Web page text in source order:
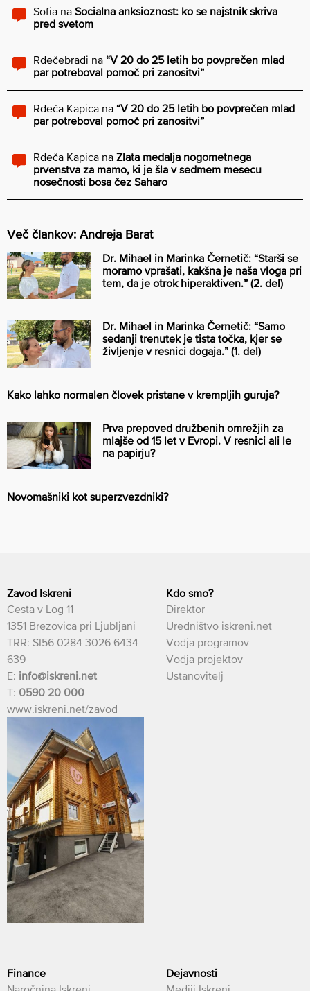
Sofia na Socialna anksioznost: ko se najstnik skriva
pred svetom
Rdečebradi na “V 20 do 25 letih bo povprečen mlad
par potreboval pomoč pri zanositvi”
Rdeča Kapica na “V 20 do 25 letih bo povprečen mlad
par potreboval pomoč pri zanositvi”
Rdeča Kapica na Zlata medalja nogometnega
prvenstva za mamo, ki je šla v sedmem mesecu
nosečnosti bosa čez Saharo
Več člankov: Andreja Barat
Dr. Mihael in Marinka Černetič: “Starši se
moramo vprašati, kakšna je naša vloga pri
tem, da je otrok hiperaktiven.” (2. del)
Dr. Mihael in Marinka Černetič: “Samo
sedanji trenutek je tista točka, kjer se
življenje v resnici dogaja.” (1. del)
Kako lahko normalen človek pristane v krempljih guruja?
Prva prepoved družbenih omrežjih za
mlajše od 15 let v Evropi. V resnici ali le
na papirju?
Novomašniki kot superzvezdniki?
Zavod Iskreni
Cesta v Log 11
1351 Brezovica pri Ljubljani
TRR: SI56 0284 3026 6434
639
E: info@iskreni.net
T: 0590 20 000
www.iskreni.net/zavod
Kdo smo?
Direktor
Uredništvo iskreni.net
Vodja programov
Vodja projektov
Ustanovitelj
Finance
Dejavnosti